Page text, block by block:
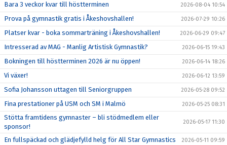
Bara 3 veckor kvar till höstterminen 2026-08-04 10:54
Prova på gymnastik gratis i Åkeshovshallen! 2026-07-29 10:26
Platser kvar - boka sommarträning i Åkeshovshallen! 2026-06-29 09:47
Intresserad av MAG - Manlig Artistisk Gymnastik? 2026-06-15 19:43
Bokningen till höstterminen 2026 är nu öppen! 2026-06-14 18:26
Vi växer! 2026-06-12 13:59
Sofia Johansson uttagen till Seniorgruppen 2026-05-28 09:52
Fina prestationer på USM och SM i Malmö 2026-05-25 08:31
Stötta framtidens gymnaster – bli stödmedlem eller
sponsor!
2026-05-17 11:30
En fullspäckad och glädjefylld helg för All Star Gymnastics 2026-05-11 09:59